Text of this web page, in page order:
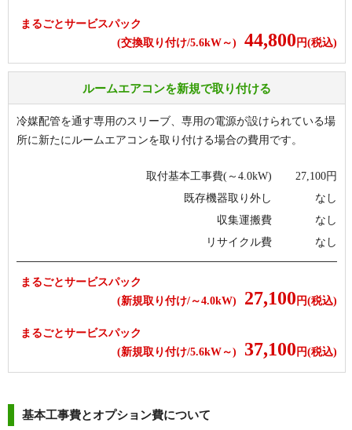
まるごとサービスパック
(交換取り付け/5.6kW～)
44,800 円(税込)
ルームエアコンを新規で取り付ける
冷媒配管を通す専用のスリーブ、専用の電源が設けられている場
所に新たにルームエアコンを取り付ける場合の費用です。
取付基本工事費(～4.0kW) 27,100円
既存機器取り外し
なし
収集運搬費
なし
リサイクル費
なし
まるごとサービスパック
(新規取り付け/～4.0kW)
27,100 円(税込)
まるごとサービスパック
(新規取り付け/5.6kW～)
37,100 円(税込)
基本工事費とオプション費について